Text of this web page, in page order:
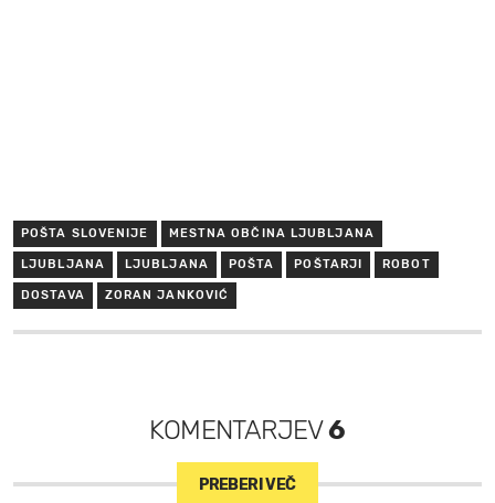
POŠTA SLOVENIJE MESTNA OBČINA LJUBLJANA
LJUBLJANA LJUBLJANA POŠTA POŠTARJI ROBOT
DOSTAVA ZORAN JANKOVIĆ
KOMENTARJEV6
PREBERI VEČ